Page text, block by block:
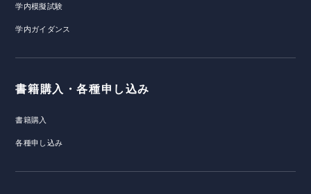
学内模擬試験
学内ガイダンス
書籍購入・各種申し込み
書籍購入
各種申し込み